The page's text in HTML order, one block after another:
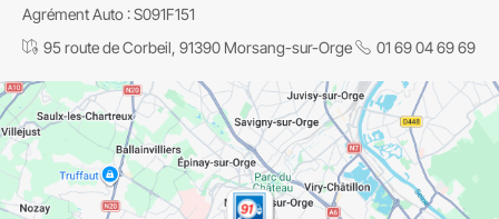
Agrément Auto : S091F151
95 route de Corbeil, 91390 Morsang-sur-Orge
01 69 04 69 69